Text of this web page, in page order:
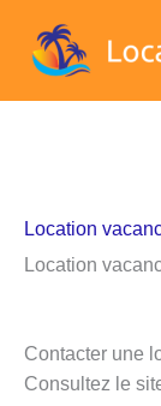
Location
Location
Contacter une
Consultez le